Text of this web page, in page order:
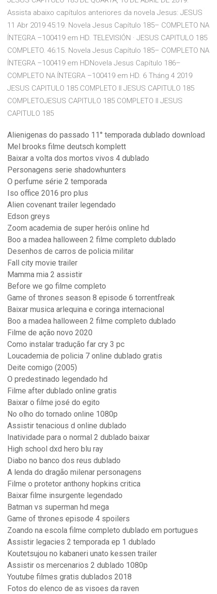
Assista abaixo capítulos anteriores da novela Jesus: JESUS
11 Abr 2019 45:19. Novela Jesus Capítulo 185– COMPLETO NA
ÍNTEGRA –100419 em HD. TELEVISIÓN · JESUS CAPITULO 185
COMPLETO. 46:15. Novela Jesus Capítulo 185– COMPLETO NA
ÍNTEGRA –100419 em HDNovela Jesus Capítulo 186–
COMPLETO NA ÍNTEGRA –100419 em HD. 6 Tháng 4 2019
JESUS CAPITULO 185 COMPLETO ll JESUS CAPITULO 185
COMPLETOJESUS CAPITULO 185 COMPLETO ll JESUS
CAPITULO 185
Alienigenas do passado 11° temporada dublado download
Mel brooks filme deutsch komplett
Baixar a volta dos mortos vivos 4 dublado
Personagens serie shadowhunters
O perfume série 2 temporada
Iso office 2016 pro plus
Alien covenant trailer legendado
Edson greys
Zoom academia de super heróis online hd
Boo a madea halloween 2 filme completo dublado
Desenhos de carros de policia militar
Fall city movie trailer
Mamma mia 2 assistir
Before we go filme completo
Game of thrones season 8 episode 6 torrentfreak
Baixar musica arlequina e coringa internacional
Boo a madea halloween 2 filme completo dublado
Filme de ação novo 2020
Como instalar tradução far cry 3 pc
Loucademia de policia 7 online dublado gratis
Deite comigo (2005)
O predestinado legendado hd
Filme after dublado online gratis
Baixar o filme josé do egito
No olho do tornado online 1080p
Assistir tenacious d online dublado
Inatividade para o normal 2 dublado baixar
High school dxd hero blu ray
Diabo no banco dos reus dublado
A lenda do dragão milenar personagens
Filme o protetor anthony hopkins critica
Baixar filme insurgente legendado
Batman vs superman hd mega
Game of thrones episode 4 spoilers
Zoando na escola filme completo dublado em portugues
Assistir legacies 2 temporada ep 1 dublado
Koutetsujou no kabaneri unato kessen trailer
Assistir os mercenarios 2 dublado 1080p
Youtube filmes gratis dublados 2018
Fotos do elenco de as visoes da raven